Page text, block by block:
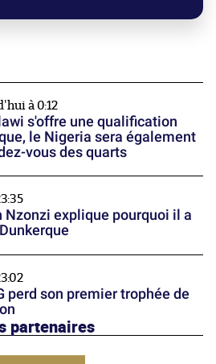
à 0:12
s'offre une qualification
le Nigeria sera également
vous des quarts
Nzonzi explique pourquoi il a
perd son premier trophée de
partenaires